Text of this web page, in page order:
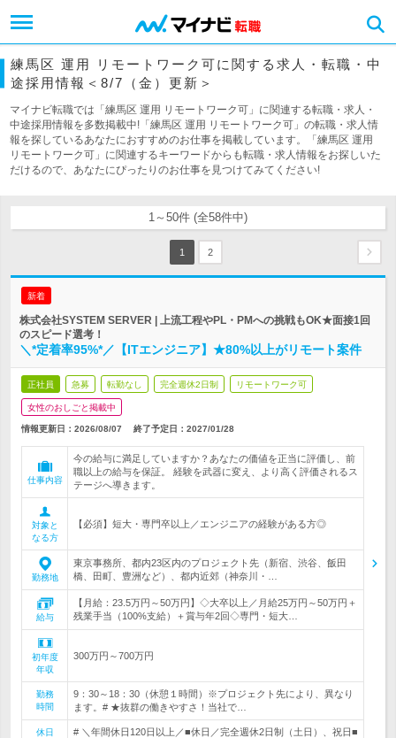
練馬区 運用 リモートワーク可に関する求人・転職・中
途採用情報＜8/7（金）更新＞
マイナビ転職では「練馬区 運用 リモートワーク可」に関連する転職・求人・
中途採用情報を多数掲載中!「練馬区 運用 リモートワーク可」の転職・求人情
報を探しているあなたにおすすめのお仕事を掲載しています。「練馬区 運用
リモートワーク可」に関連するキーワードからも転職・求人情報をお探しいた
だけるので、あなたにぴったりのお仕事を見つけてみてください!
1～50件 (全58件中)
1 2
新着
株式会社SYSTEM SERVER | 上流工程やPL・PMへの挑戦もOK★面接1回
のスピード選考！
＼*定着率95%*／【ITエンジニア】★80%以上がリモート案件
正社員 急募 転勤なし 完全週休2日制 リモートワーク可
女性のおしごと掲載中
情報更新日：2026/08/07 終了予定日： 2027/01/28
仕事内容
今の給与に満足していますか？あなたの価値を正当に評価し、前
職以上の給与を保証。 経験を武器に変え、より高く評価されるス
テージへ導きます。
対象と
なる方
【必須】短大・専門卒以上／エンジニアの経験がある方◎
勤務地
東京事務所、都内23区内のプロジェクト先（新宿、渋谷、飯田
橋、田町、豊洲など）、都内近郊（神奈川・…
給与
【月給：23.5万円～50万円】◇大卒以上／月給25万円～50万円＋
残業手当（100%支給）＋賞与年2回◇専門・短大…
初年度
年収
300万円～700万円
勤務
時間
9：30～18：30（休憩１時間）※プロジェクト先により、異なり
ます。# ★抜群の働きやすさ！当社で…
休日
# ＼年間休日120日以上／■休日／完全週休2日制（土日）、祝日■